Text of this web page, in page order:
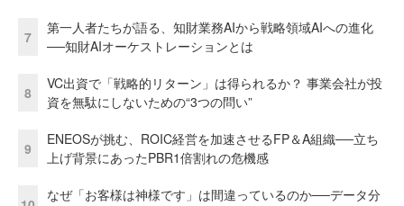
7
第一人者たちが語る、知財業務AIから戦略領域AIへの進化
──知財AIオーケストレーションとは
8
VC出資で「戦略的リターン」は得られるか？ 事業会社が投
資を無駄にしないための“3つの問い”
9
ENEOSが挑む、ROIC経営を加速させるFP＆A組織──立ち
上げ背景にあったPBR1倍割れの危機感
なぜ「お客様は神様です」は間違っているのか──データ分